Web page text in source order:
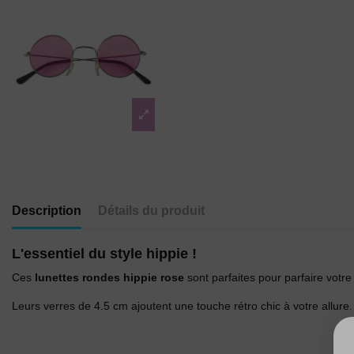
Description Détails du produit
L'essentiel du style hippie !
Ces lunettes rondes hippie rose sont parfaites pour parfaire votre
Leurs verres de 4.5 cm ajoutent une touche rétro chic à votre allure.